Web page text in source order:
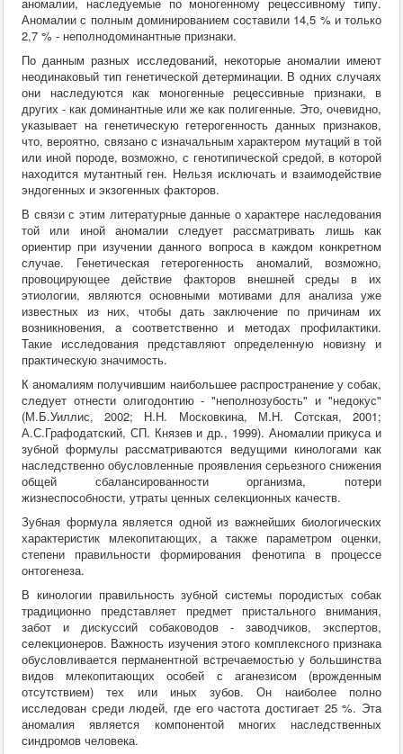
Хирургия
ВСЭ
Лекарственные препараты
Токсикология
Зоогигиена
Патанатомия
Интересное
Кормление
Аномалии с полным доминированием составили 14,5 % и только
2,7 % - неполнодоминантные признаки.
По данным разных исследований, некоторые аномалии имеют
неодинаковый тип генетической детерминации. В одних случаях
они наследуются как моногенные рецессивные признаки, в
других - как доминантные или же как полигенные. Это, очевидно,
указывает на генетическую гетерогенность данных признаков,
что, вероятно, связано с изначальным характером мутаций в той
или иной породе, возможно, с генотипической средой, в которой
находится мутантный ген. Нельзя исключать и взаимодействие
эндогенных и экзогенных факторов.
В связи с этим литературные данные о характере наследования
той или иной аномалии следует рассматривать лишь как
ориентир при изучении данного вопроса в каждом конкретном
случае. Генетическая гетерогенность аномалий, возможно,
провоцирующее действие факторов внешней среды в их
этиологии, являются основными мотивами для анализа уже
известных из них, чтобы дать заключение по причинам их
возникновения, а соответственно и методах профилактики.
Такие исследования представляют определенную новизну и
практическую значимость.
К аномалиям получившим наибольшее распространение у собак,
следует отнести олигодонтию - "неполнозубость" и "недокус"
(М.Б.Уиллис, 2002; Н.Н. Московкина, М.Н. Сотская, 2001;
А.С.Графодатский, СП. Князев и др., 1999). Аномалии прикуса и
зубной формулы рассматриваются ведущими кинологами как
наследственно обусловленные проявления серьезного снижения
общей сбалансированности организма, потери
жизнеспособности, утраты ценных селекционных качеств.
Зубная формула является одной из важнейших биологических
характеристик млекопитающих, а также параметром оценки,
степени правильности формирования фенотипа в процессе
онтогенеза.
В кинологии правильность зубной системы породистых собак
традиционно представляет предмет пристального внимания,
забот и дискуссий собаководов - заводчиков, экспертов,
селекционеров. Важность изучения этого комплексного признака
обусловливается перманентной встречаемостью у большинства
видов млекопитающих особей с аганезисом (врожденным
отсутствием) тех или иных зубов. Он наиболее полно
исследован среди людей, где его частота достигает 25 %. Эта
аномалия является компонентой многих наследственных
синдромов человека.